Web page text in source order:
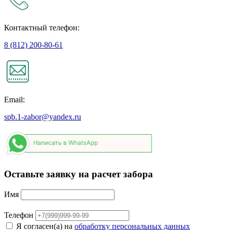
Контактный телефон:
8 (812) 200-80-61
Email:
spb.1-zabor@yandex.ru
Оставьте заявку на расчет забора
Имя
Телефон
Я согласен(а) на обработку персональных данных